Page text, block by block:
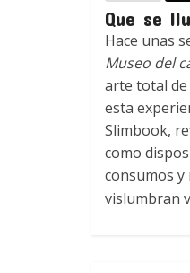
Que se
Hace unas
Museo del
arte total de
esta
Slimbook,
como
consumos y
vislumbran